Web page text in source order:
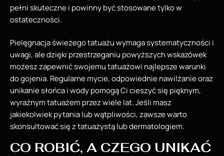
pełni skuteczne i powinny być stosowane tylko w
ostateczności.
Pielęgnacja świeżego tatuażu wymaga systematyczności i
uwagi, ale dzięki przestrzeganiu powyższych wskazówek
możesz zapewnić swojemu tatuażowi najlepsze warunki
do gojenia. Regularne mycie, odpowiednie nawilżanie oraz
unikanie słońca i wody pomogą Ci cieszyć się pięknym,
wyraźnym tatuażem przez wiele lat. Jeśli masz
jakiekolwiek pytania lub wątpliwości, zawsze warto
skonsultować się z tatuażystą lub dermatologiem.
CO ROBIĆ, A CZEGO UNIKAĆ